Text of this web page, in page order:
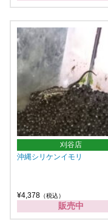
刈谷店
沖縄シリケンイモリ
¥4,378 （税込）
販売中